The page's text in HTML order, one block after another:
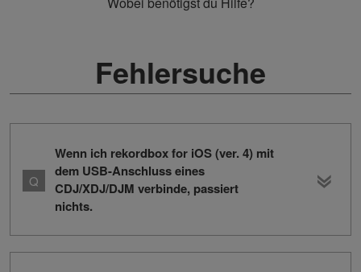
Fehlersuche
Wenn ich rekordbox for iOS (ver. 4) mit
dem USB-Anschluss eines
CDJ/XDJ/DJM verbinde, passiert
nichts.